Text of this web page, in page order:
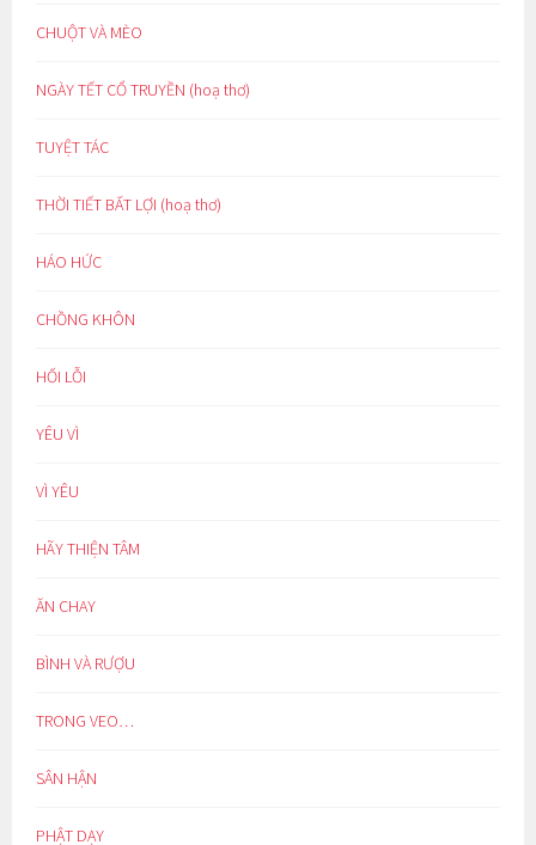
CHUỘT VÀ MÈO
NGÀY TẾT CỔ TRUYỀN (hoạ thơ)
TUYỆT TÁC
THỜI TIẾT BẤT LỢI (hoạ thơ)
HÁO HỨC
CHỒNG KHÔN
HỐI LỖI
YÊU VÌ
VÌ YÊU
HÃY THIỆN TÂM
ĂN CHAY
BÌNH VÀ RƯỢU
TRONG VEO…
SÂN HẬN
PHẬT DẠY